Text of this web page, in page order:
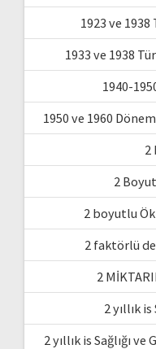
1923 ve
1933 ve 1938
1940-
1950 ve 1960
2
2
2 boyutlu
2 faktörlü
2
2 yıllık
2 yıllık is Sağlığı